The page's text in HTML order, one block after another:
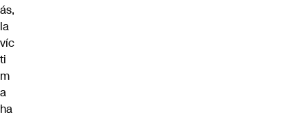
ás,
la
víc
ti
m
a
ha